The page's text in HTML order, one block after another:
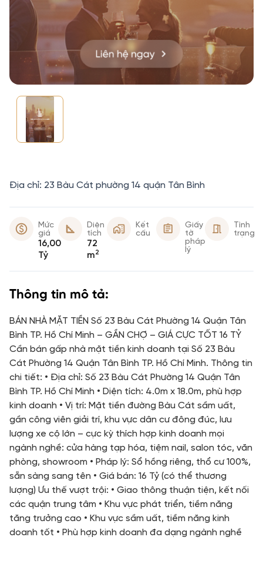
Địa chỉ: 23 Bàu Cát phường 14 quận Tân Bình
Mức
giá
16,00
Tỷ
Diện
tích
72
m2
Kết
cấu
Giấy
tờ
pháp
lý
Tình
trạng
Thông tin mô tả:
BÁN NHÀ MẶT TIỀN Số 23 Bàu Cát Phường 14 Quận Tân
Bình TP. Hồ Chí Minh – GẦN CHỢ – GIÁ CỰC TỐT 16 TỶ
Cần bán gấp nhà mặt tiền kinh doanh tại Số 23 Bàu
Cát Phường 14 Quận Tân Bình TP. Hồ Chí Minh. Thông tin
chi tiết: • Địa chỉ: Số 23 Bàu Cát Phường 14 Quận Tân
Bình TP. Hồ Chí Minh • Diện tích: 4.0m x 18.0m, phù hợp
kinh doanh • Vị trí: Mặt tiền đường Bàu Cát sầm uất,
gần công viên giải trí, khu vực dân cư đông đúc, lưu
lượng xe cộ lớn – cực kỳ thích hợp kinh doanh mọi
ngành nghề: cửa hàng tạp hóa, tiệm nail, salon tóc, văn
phòng, showroom • Pháp lý: Sổ hồng riêng, thổ cư 100%,
sẵn sàng sang tên • Giá bán: 16 Tỷ (có thể thương
lượng) Ưu thế vượt trội: • Giao thông thuận tiện, kết nối
các quận trung tâm • Khu vực phát triển, tiềm năng
tăng trưởng cao • Khu vực sầm uất, tiềm năng kinh
doanh tốt • Phù hợp kinh doanh đa dạng ngành nghề